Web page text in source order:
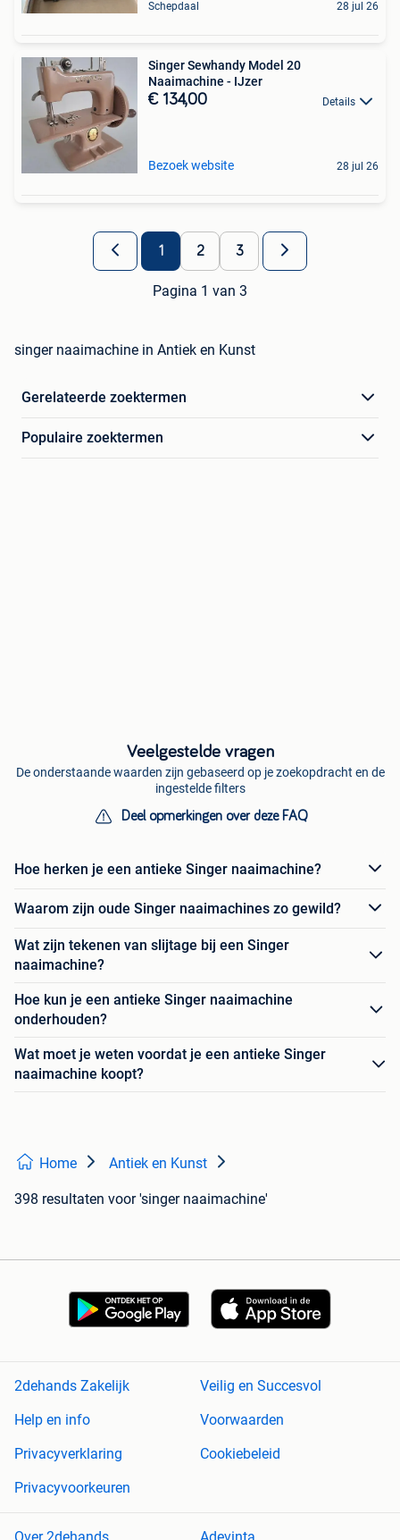
Schepdaal 28 jul 26
Singer Sewhandy Model 20
Naaimachine - IJzer
€ 134,00 Details
Bezoek website 28 jul 26
1 2 3
Pagina 1 van 3
singer naaimachine in Antiek en Kunst
Gerelateerde zoektermen
Populaire zoektermen
Veelgestelde vragen
De onderstaande waarden zijn gebaseerd op je zoekopdracht en de
ingestelde filters
Deel opmerkingen over deze FAQ
Hoe herken je een antieke Singer naaimachine?
Waarom zijn oude Singer naaimachines zo gewild?
Wat zijn tekenen van slijtage bij een Singer
naaimachine?
Hoe kun je een antieke Singer naaimachine
onderhouden?
Wat moet je weten voordat je een antieke Singer
naaimachine koopt?
Home Antiek en Kunst
398 resultaten voor 'singer naaimachine'
2dehands Zakelijk
Veilig en Succesvol
Help en info
Voorwaarden
Privacyverklaring
Cookiebeleid
Privacyvoorkeuren